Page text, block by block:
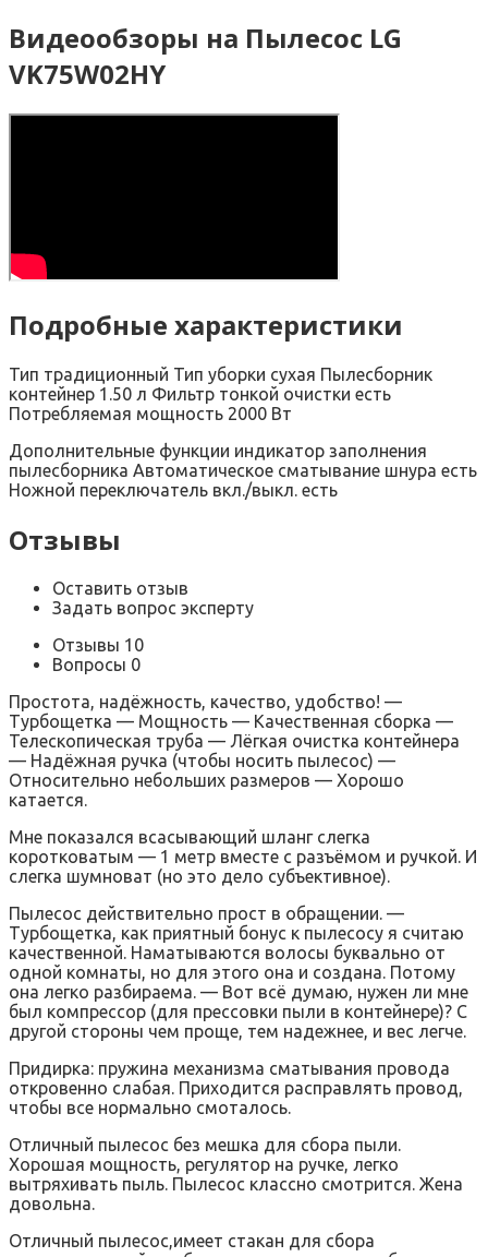
Видеообзоры на Пылесос LG
VK75W02HY
Подробные характеристики
Тип традиционный Тип уборки сухая Пылесборник
контейнер 1.50 л Фильтр тонкой очистки есть
Потребляемая мощность 2000 Вт
Дополнительные функции индикатор заполнения
пылесборника Автоматическое сматывание шнура есть
Ножной переключатель вкл./выкл. есть
Отзывы
Оставить отзыв
Задать вопрос эксперту
Отзывы 10
Вопросы 0
Простота, надёжность, качество, удобство! —
Турбощетка — Мощность — Качественная сборка —
Телескопическая труба — Лёгкая очистка контейнера
— Надёжная ручка (чтобы носить пылесос) —
Относительно небольших размеров — Хорошо
катается.
Мне показался всасывающий шланг слегка
коротковатым — 1 метр вместе с разъёмом и ручкой. И
слегка шумноват (но это дело субъективное).
Пылесос действительно прост в обращении. —
Турбощетка, как приятный бонус к пылесосу я считаю
качественной. Наматываются волосы буквально от
одной комнаты, но для этого она и создана. Потому
она легко разбираема. — Вот всё думаю, нужен ли мне
был компрессор (для прессовки пыли в контейнере)? С
другой стороны чем проще, тем надежнее, и вес легче.
Придирка: пружина механизма сматывания провода
откровенно слабая. Приходится расправлять провод,
чтобы все нормально смоталось.
Отличный пылесос без мешка для сбора пыли.
Хорошая мощность, регулятор на ручке, легко
вытряхивать пыль. Пылесос классно смотрится. Жена
довольна.
Отличный пылесос,имеет стакан для сбора